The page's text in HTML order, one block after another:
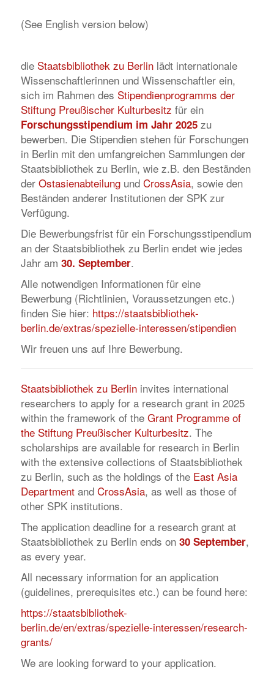
(See English version below)
die Staatsbibliothek zu Berlinlädt internationale
Wissenschaftlerinnen und Wissenschaftler ein,
sich im Rahmen des Stipendienprogramms der
Stiftung Preußischer Kulturbesitz für ein
Forschungsstipendium im Jahr 2025zu
bewerben. Die Stipendien stehen für Forschungen
in Berlin mit den umfangreichen Sammlungen der
Staatsbibliothek zu Berlin, wie z.B. den Beständen
der Ostasienabteilungund CrossAsia, sowie den
Beständen anderer Institutionen der SPK zur
Verfügung.
Die Bewerbungsfrist für ein Forschungsstipendium
an der Staatsbibliothek zu Berlin endet wie jedes
Jahr am 30. September.
Alle notwendigen Informationen für eine
Bewerbung (Richtlinien, Voraussetzungen etc.)
finden Sie hier: https://staatsbibliothek-
berlin.de/extras/spezielle-interessen/stipendien
Wir freuen uns auf Ihre Bewerbung.
Staatsbibliothek zu Berlininvites international
researchers to apply for a research grant in 2025
within the framework of the Grant Programme of
the Stiftung Preußischer Kulturbesitz. The
scholarships are available for research in Berlin
with the extensive collections of Staatsbibliothek
zu Berlin, such as the holdings of the East Asia
Departmentand CrossAsia, as well as those of
other SPK institutions.
The application deadline for a research grant at
Staatsbibliothek zu Berlin ends on 30 September,
as every year.
All necessary information for an application
(guidelines, prerequisites etc.) can be found here:
https://staatsbibliothek-
berlin.de/en/extras/spezielle-interessen/research-
grants/
We are looking forward to your application.